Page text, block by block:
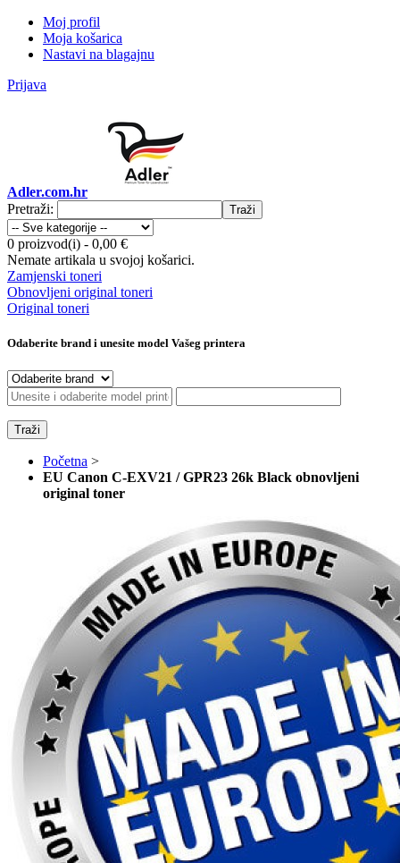
Moj profil
Moja košarica
Nastavi na blagajnu
Prijava
Adler.com.hr
Pretraži:
Traži
0 proizvod(i) - 0,00 €
Nemate artikala u svojoj košarici.
Zamjenski toneri
Obnovljeni original toneri
Original toneri
Odaberite brand i unesite model Vašeg printera
Traži
Početna >
EU Canon C-EXV21 / GPR23 26k Black obnovljeni
original toner